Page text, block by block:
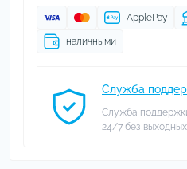
ApplePay
наличными
Служба
Служба
24/7 без выходных